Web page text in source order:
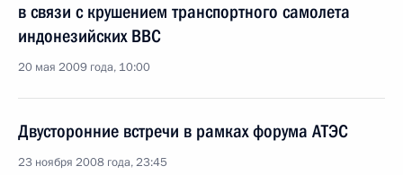
в связи с крушением транспортного самолета
индонезийских ВВС
20 мая 2009 года, 10:00
Двусторонние встречи в рамках форума АТЭС
23 ноября 2008 года, 23:45